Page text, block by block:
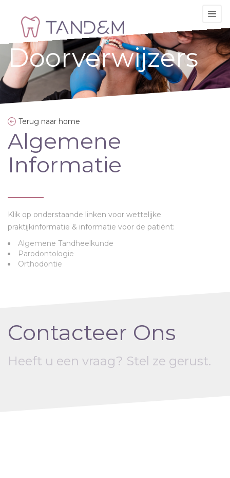
Doorverwijzers
Terug naar home
Algemene
Informatie
Klik op onderstaande linken voor wettelijke
praktijkinformatie & informatie voor de patiënt:
Algemene Tandheelkunde
Parodontologie
Orthodontie
Contacteer Ons
Heeft u een vraag? Stel ze gerust.